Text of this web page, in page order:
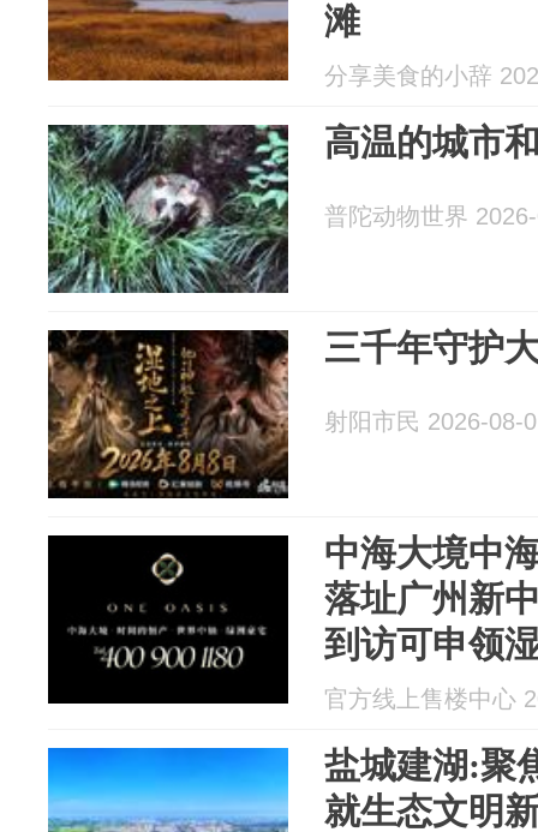
滩
分享美食的小辞
高温的城市
普陀动物世界
三千年守护
射阳市民 2026-08-
中海大境中
落址广州新
到访可申领
咨询售楼处
则
官方线上售楼中心
盐城建湖:聚
就生态文明